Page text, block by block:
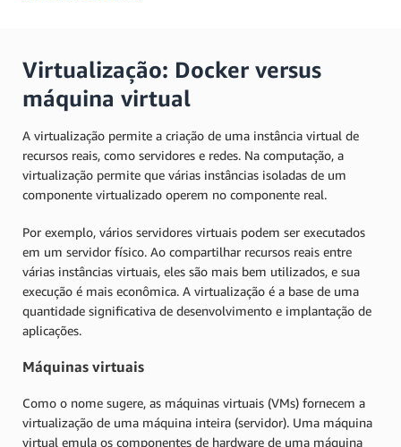
Virtualização: Docker versus
máquina virtual
A virtualização permite a criação de uma instância virtual de
recursos reais, como servidores e redes. Na computação, a
virtualização permite que várias instâncias isoladas de um
componente virtualizado operem no componente real.
Por exemplo, vários servidores virtuais podem ser executados
em um servidor físico. Ao compartilhar recursos reais entre
várias instâncias virtuais, eles são mais bem utilizados, e sua
execução é mais econômica. A virtualização é a base de uma
quantidade significativa de desenvolvimento e implantação de
aplicações.
Máquinas virtuais
Como o nome sugere, as máquinas virtuais (VMs) fornecem a
virtualização de uma máquina inteira (servidor). Uma máquina
virtual emula os componentes de hardware de uma máquina